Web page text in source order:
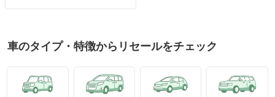
車のタイプ・特徴からリセールをチェック